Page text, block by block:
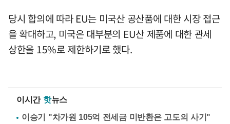
당시 합의에 따라 EU는 미국산 공산품에 대한 시장 접근
을 확대하고, 미국은 대부분의 EU산 제품에 대한 관세
상한을 15%로 제한하기로 했다.
이시간 핫뉴스
이승기 "차가원 105억 전세금 미반환은 고도의 사기"